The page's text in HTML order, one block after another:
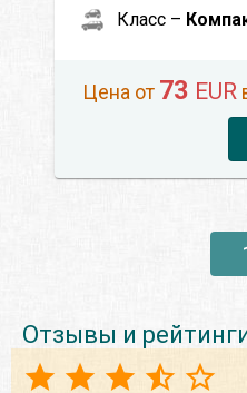
Класс –
Цена от 73 EUR
Отзывы и